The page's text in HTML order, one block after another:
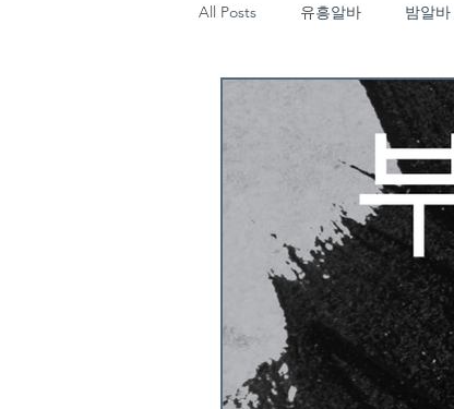
All Posts 유흥알바 밤알바
태국마사지
타이마사지
기장유흥알바 부산룸알바
유흥알바구인